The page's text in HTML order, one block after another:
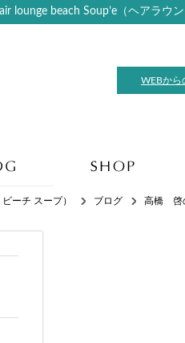
beach Soup’e（ヘアラウン
WEBから
ーチ スープ） ブログ 高橋 啓